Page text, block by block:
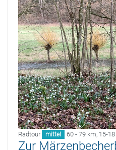
Radtour mittel 60 - 79 km, 15-
Zur